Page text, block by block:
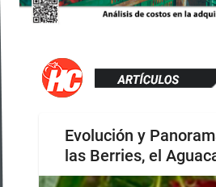
Evolución y
las Berries, el
Limón